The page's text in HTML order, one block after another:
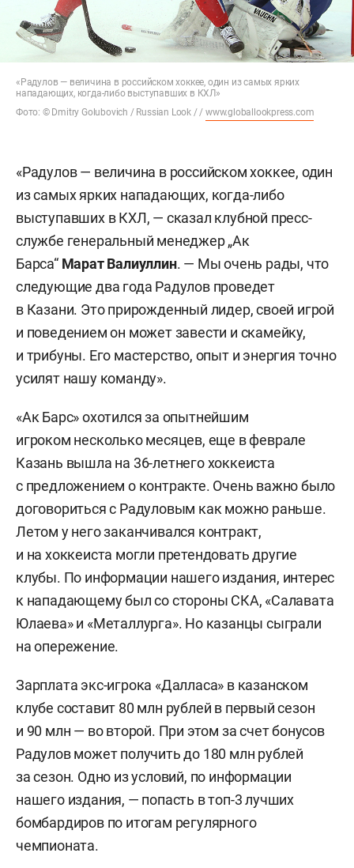
«Радулов — величина в российском хоккее, один из самых ярких
нападающих, когда-либо выступавших в КХЛ»
Фото: © Dmitry Golubovich / Russian Look / /www.globallookpress.com
«Радулов — величина в российском хоккее, один
из самых ярких нападающих, когда-либо
выступавших в КХЛ, — сказал клубной пресс-
службе генеральный менеджер „Ак
Барса“ МаратВалиуллин. — Мы очень рады, что
следующие два года Радулов проведет
в Казани. Это прирожденный лидер, своей игрой
и поведением он может завести и скамейку,
и трибуны. Его мастерство, опыт и энергия точно
усилят нашу команду».
«Ак Барс» охотился за опытнейшим
игроком несколько месяцев, еще в феврале
Казань вышла на 36-летнего хоккеиста
с предложением о контракте. Очень важно было
договориться с Радуловым как можно раньше.
Летом у него заканчивался контракт,
и на хоккеиста могли претендовать другие
клубы. По информации нашего издания, интерес
к нападающему был со стороны СКА, «Салавата
Юлаева» и «Металлурга». Но казанцы сыграли
на опережение.
Зарплата экс-игрока «Далласа» в казанском
клубе составит 80 млн рублей в первый сезон
и 90 млн — во второй. При этом за счет бонусов
Радулов может получить до 180 млн рублей
за сезон. Одно из условий, по информации
нашего издания, — попасть в топ-3 лучших
бомбардиров по итогам регулярного
чемпионата.